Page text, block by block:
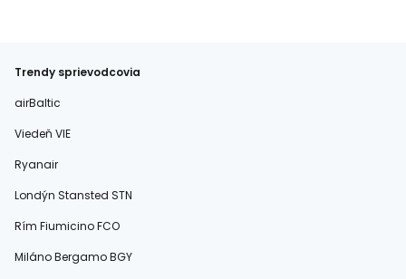
Trendy sprievodcovia
airBaltic
Viedeň VIE
Ryanair
Londýn Stansted STN
Rím Fiumicino FCO
Miláno Bergamo BGY